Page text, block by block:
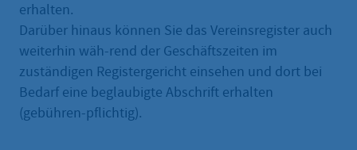
erhalten.
Darüber hinaus können Sie das Vereinsregister auch
weiterhin wäh-rend der Geschäftszeiten im
zuständigen Registergericht einsehen und dort bei
Bedarf eine beglaubigte Abschrift erhalten
(gebühren-pflichtig).